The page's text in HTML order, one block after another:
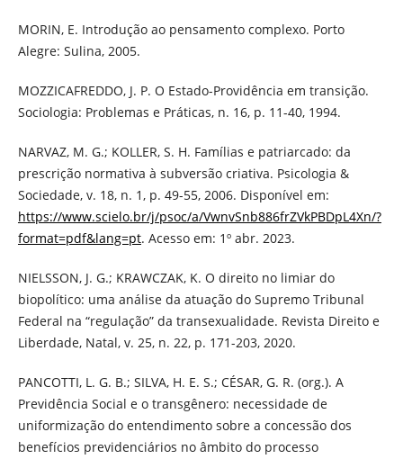
MORIN, E. Introdução ao pensamento complexo. Porto
Alegre: Sulina, 2005.
MOZZICAFREDDO, J. P. O Estado-Providência em transição.
Sociologia: Problemas e Práticas, n. 16, p. 11-40, 1994.
NARVAZ, M. G.; KOLLER, S. H. Famílias e patriarcado: da
prescrição normativa à subversão criativa. Psicologia &
Sociedade, v. 18, n. 1, p. 49-55, 2006. Disponível em:
https://www.scielo.br/j/psoc/a/VwnvSnb886frZVkPBDpL4Xn/?
format=pdf&lang=pt. Acesso em: 1º abr. 2023.
NIELSSON, J. G.; KRAWCZAK, K. O direito no limiar do
biopolítico: uma análise da atuação do Supremo Tribunal
Federal na “regulação” da transexualidade. Revista Direito e
Liberdade, Natal, v. 25, n. 22, p. 171-203, 2020.
PANCOTTI, L. G. B.; SILVA, H. E. S.; CÉSAR, G. R. (org.). A
Previdência Social e o transgênero: necessidade de
uniformização do entendimento sobre a concessão dos
benefícios previdenciários no âmbito do processo